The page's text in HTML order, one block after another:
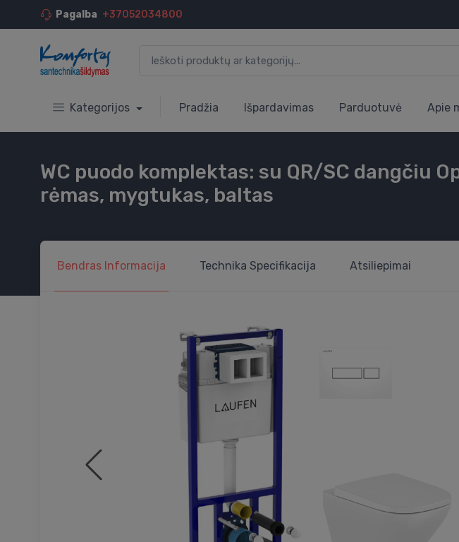
Pagalba +37052034800
Kategorijos Pradžia Išpardavimas Parduotuvė Apie
WC puodo komplektas: su QR/SC dangčiu
rėmas, mygtukas, baltas
Bendras Informacija Technika Specifikacija Atsiliepimai